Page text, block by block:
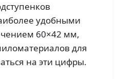
удобными
60×42 мм,
для
на эти цифры.